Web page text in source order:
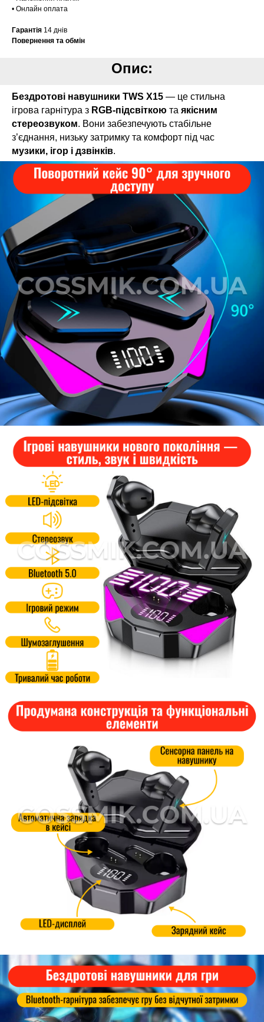
• Онлайн оплата
Гарантія 14 днів
Повернення та обмін
Опис:
Бездротові навушники TWS X15 — це стильна
ігрова гарнітура з RGB-підсвіткою та якісним
стереозвуком. Вони забезпечують стабільне
з’єднання, низьку затримку та комфорт під час
музики, ігор і дзвінків.